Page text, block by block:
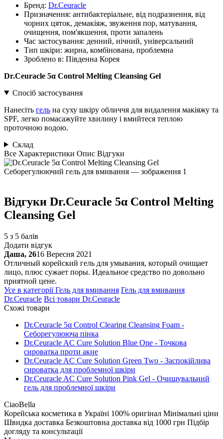
Бренд: Dr.Ceuracle
Призначення: антибактеріальне, від подразнення, від
чорних цяток, демакіяж, звуження пор, матування,
очищення, пом'якшення, проти запалень
Час застосування: денний, нічний, універсальний
Тип шкіри: жирна, комбінована, проблемна
Зроблено в: Південна Корея
Dr.Ceuracle 5α Control Melting Cleansing Gel
Спосіб застосування
Нанесіть гель на суху шкіру обличчя для видалення макіяжу та
SPF, легко помасажуйте хвилину і вмийтеся теплою
проточною водою.
Склад
Все Характеристики Опис Відгуки
Відгуки Dr.Ceuracle 5α Control Melting
Cleansing Gel
5 з 5 балів
Додати відгук
Даша, 2616 Вересня 2021
Отличный корейский гель для умывания, который очищает
лицо, плюс сужает поры. Идеальное средство по довольно
приятной цене.
Усе в категоріїГель для вмивання Гель для вмивання
Dr.Ceuracle Всі товари Dr.Ceuracle
Схожі товари
Dr.Ceuracle 5α Control Clearing Cleansing Foam -
Себорегулююча пінка
Dr.Ceuracle AC Cure Solution Blue One - Точкова
сироватка проти акне
Dr.Ceuracle AC Cure Solution Green Two - Заспокійлива
сироватка для проблемної шкіри
Dr.Ceuracle AC Cure Solution Pink Gel - Очищувальний
гель для проблемної шкіри
CiaoBella
Корейська косметика в Україні 100% оригінал Мінімальні ціни
Швидка доставка Безкоштовна доставка від 1000 грн Підбір
догляду та консультації